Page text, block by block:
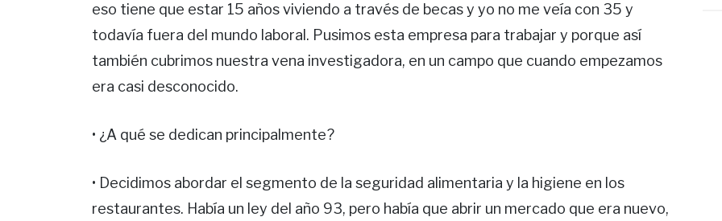
eso tiene que estar 15 años viviendo a través de becas y yo no me veía con 35 y
todavía fuera del mundo laboral. Pusimos esta empresa para trabajar y porque así
también cubrimos nuestra vena investigadora, en un campo que cuando empezamos
era casi desconocido.
• ¿A qué se dedican principalmente?
• Decidimos abordar el segmento de la seguridad alimentaria y la higiene en los
restaurantes. Había un ley del año 93, pero había que abrir un mercado que era nuevo,